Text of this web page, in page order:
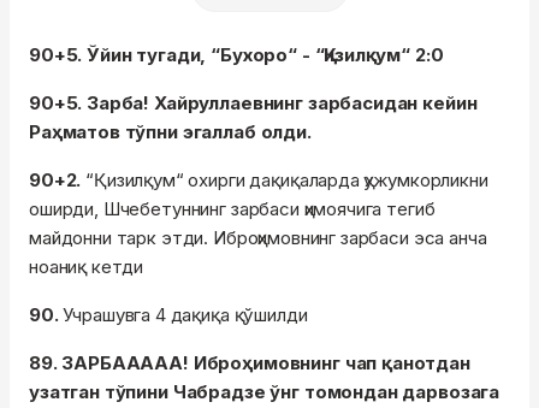
90+5. Ўйин тугади, “Бухоро“ - “Қизилқум“ 2:0
90+5. Зарба! Хайруллаевнинг зарбасидан кейин
Раҳматов тўпни эгаллаб олди.
90+2. “Қизилқум“ охирги дақиқаларда ҳужумкорликни
оширди, Шчебетуннинг зарбаси ҳимоячига тегиб
майдонни тарк этди. Иброҳимовнинг зарбаси эса анча
ноаниқ кетди
90.Учрашувга 4 дақиқа қўшилди
89. ЗАРБААААА! Иброҳимовнинг чап қанотдан
узатган тўпини Чабрадзе ўнг томондан дарвозага